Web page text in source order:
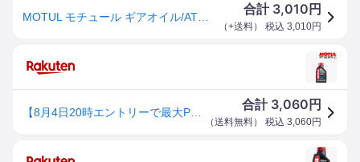
合計 3,010 円
（+送料） 税込 3,010円
合計 3,060 円
（送料無料） 税込 3,060円